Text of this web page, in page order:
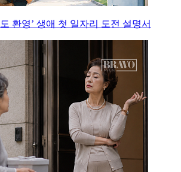
환영’ 생애 첫 일자리 도전 설명서